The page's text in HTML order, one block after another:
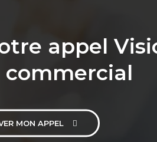
appel
commercial
MON APPEL